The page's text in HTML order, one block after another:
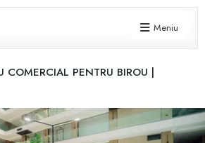
Meniu
COMERCIAL PENTRU BIROU |